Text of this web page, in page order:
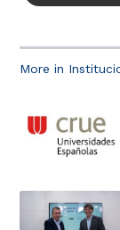
More in